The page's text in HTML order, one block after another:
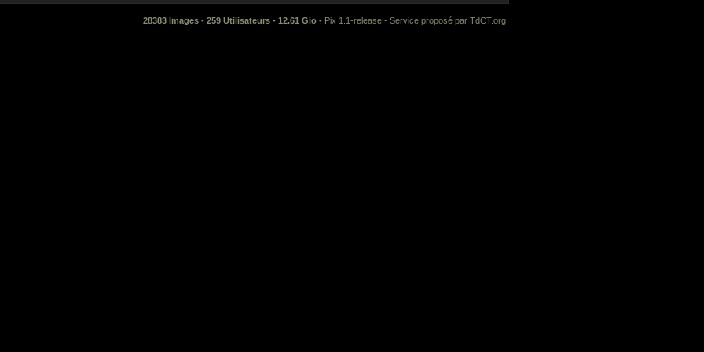
28383 Images - 259 Utilisateurs - 12.61 Gio - Pix 1.1-release - Service proposé par TdCT.org